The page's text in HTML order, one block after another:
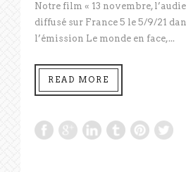
Notre film « 13 novembre,
diffusé sur France 5 le 5/9/21
l’émission Le monde en face,...
READ MORE